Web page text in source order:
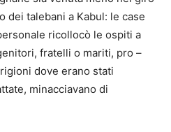
dei talebani a Kabul: le case
ricollocò le ospiti a
fratelli o mariti, pro –
dove erano stati
minacciavano di